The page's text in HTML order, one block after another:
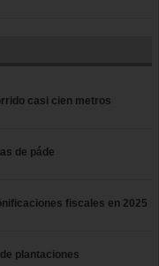
casi cien metros
de páde
fiscales en 2025
plantaciones